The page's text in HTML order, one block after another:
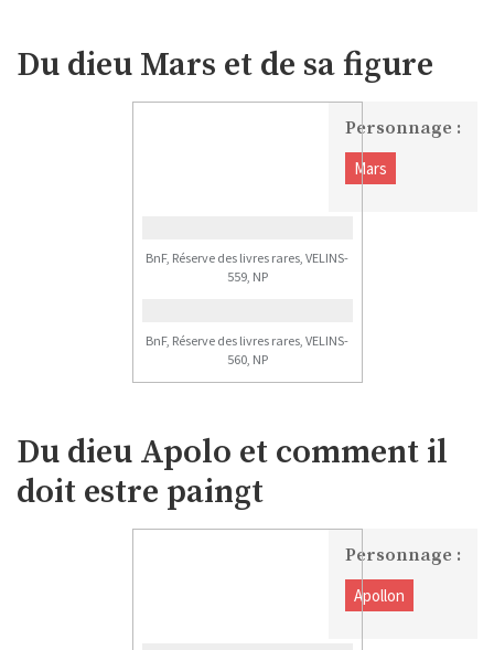
Du dieu Mars et de sa figure
Personnage :
Mars
BnF, Réserve des livres rares, VELINS-
559, NP
BnF, Réserve des livres rares, VELINS-
560, NP
Du dieu Apolo et comment il
doit estre paingt
Personnage :
Apollon